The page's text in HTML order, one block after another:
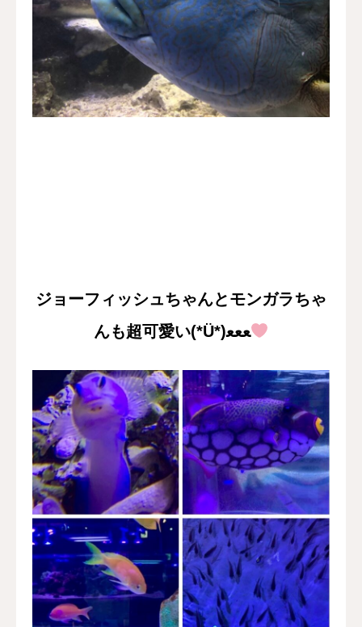
ジョーフィッシュちゃんとモンガラちゃ
んも超可愛い(*Ü*)ﻌﻌﻌ